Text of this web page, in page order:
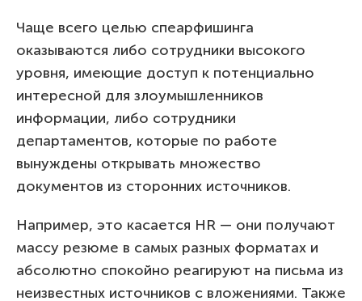
Чаще всего целью спеарфишинга
оказываются либо сотрудники высокого
уровня, имеющие доступ к потенциально
интересной для злоумышленников
информации, либо сотрудники
департаментов, которые по работе
вынуждены открывать множество
документов из сторонних источников.
Например, это касается HR — они получают
массу резюме в самых разных форматах и
абсолютно спокойно реагируют на письма из
неизвестных источников с вложениями. Также